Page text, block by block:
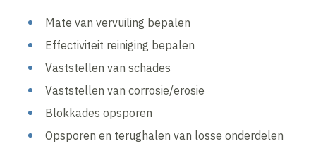
Mate van vervuiling bepalen
Effectiviteit reiniging bepalen
Vaststellen van schades
Vaststellen van corrosie/erosie
Blokkades opsporen
Opsporen en terughalen van losse onderdelen